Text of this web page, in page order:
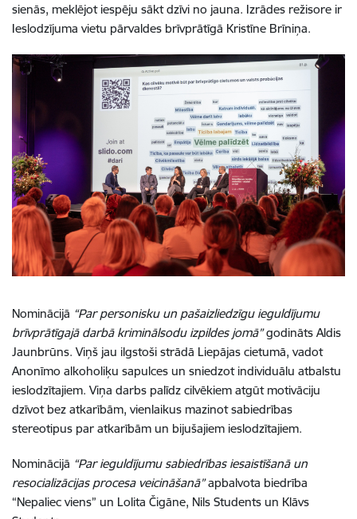
sienās, meklējot iespēju sākt dzīvi no jauna. Izrādes režisore ir
Ieslodzījuma vietu pārvaldes brīvprātīgā Kristīne Brīniņa.
Nominācijā “Par personisku un pašaizliedzīgu ieguldījumu
brīvprātīgajā darbā kriminālsodu izpildes jomā”godināts Aldis
Jaunbrūns. Viņš jau ilgstoši strādā Liepājas cietumā, vadot
Anonīmo alkoholiķu sapulces un sniedzot individuālu atbalstu
ieslodzītajiem. Viņa darbs palīdz cilvēkiem atgūt motivāciju
dzīvot bez atkarībām, vienlaikus mazinot sabiedrības
stereotipus par atkarībām un bijušajiem ieslodzītajiem.
Nominācijā “Par ieguldījumu sabiedrības iesaistīšanā un
resocializācijas procesa veicināšanā”apbalvota biedrība
“Nepaliec viens” un Lolita Čigāne, Nils Students un Klāvs